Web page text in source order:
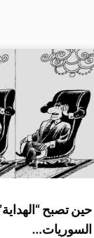
حين تصبح
السوريات…